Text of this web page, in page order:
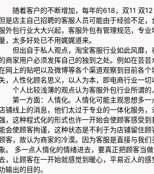
随着客户的不断增加，每年的618，双11 双12
是店主自己招聘的客服人员可能由于经验不足
外包行业大大兴起，客服外包有管理规范，专
，太多好处已不用娓娓道来。
但出自于私人观点，淘宝客服行业如此风靡，
商家用户必须发挥自己的独到之处。例如在芸
网上的贴吧以及微博等各个渠道观察到目前各
，人性化顾名思义，以人为本，即电商行业一
个人比较浅薄的观点认为客服外包行业所谓的
第一方面：人情化。人情化可能主观思想多一
铺线上的消息，他们太过于专业的一体化服务
，这种程式化的形式也许一开始会使顾客感受
会使顾客拘谨，这种状态是不利于为店铺留住
客，故认为商家的冷漠。因为客服是直接与我
。 多一点人情化的情绪进去，要真正把顾客当
，让顾客在一开始就感觉到暖心，平易近人的
输出的目的。